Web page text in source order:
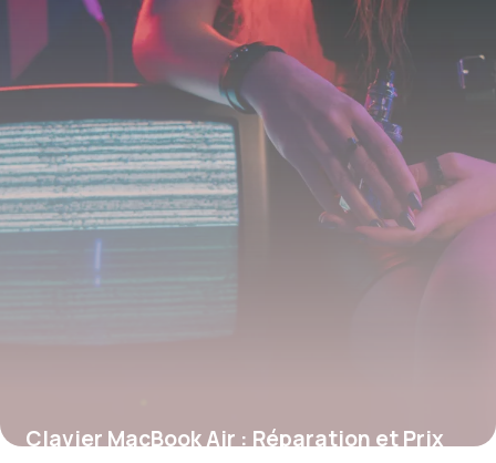
Clavier MacBook Air : Réparation et Prix